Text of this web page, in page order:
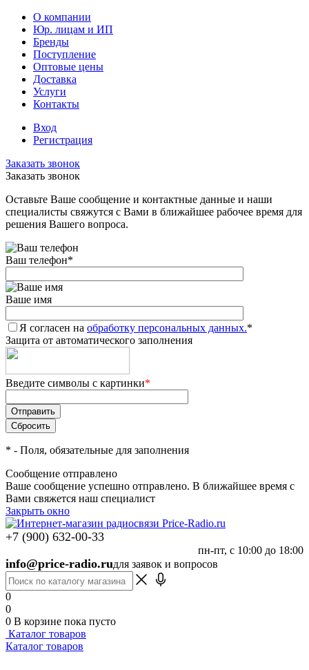
О компании
Юр. лицам и ИП
Бренды
Поступление
Оптовые цены
Доставка
Услуги
Контакты
Вход
Регистрация
Заказать звонок
Заказать звонок
Оставьте Ваше сообщение и контактные данные и наши
специалисты свяжутся с Вами в ближайшее рабочее время для
решения Вашего вопроса.
Ваш телефон*
Ваше имя
Я согласен на обработку персональных данных.*
Защита от автоматического заполнения
Введите символы с картинки*
* - Поля, обязательные для заполнения
Сообщение отправлено
Ваше сообщение успешно отправлено. В ближайшее время с
Вами свяжется наш специалист
Закрыть окно
+7 (900) 632-00-33
пн-пт, с 10:00 до 18:00
info@price-radio.ruдля заявок и вопросов
0
0
0 В корзине пока пусто
Каталог товаров
Каталог товаров